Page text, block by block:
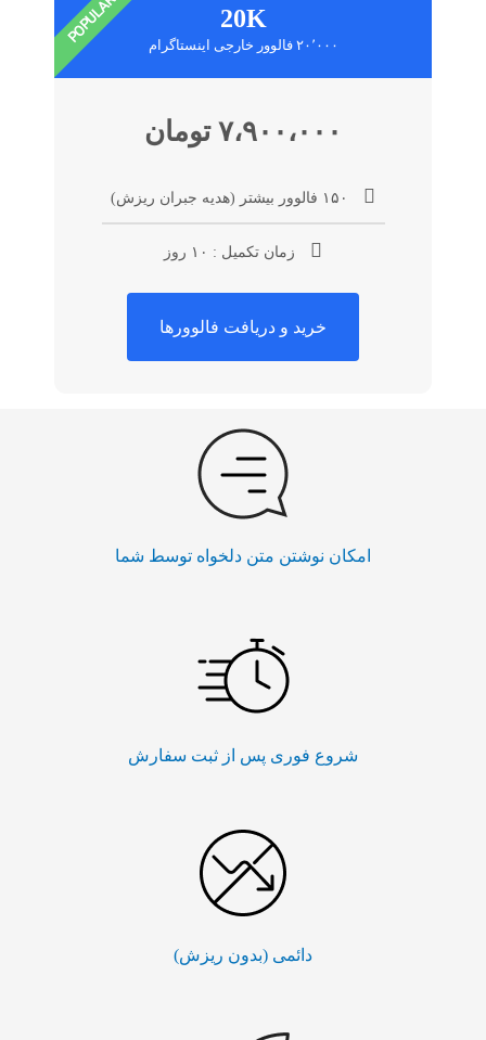
20K
۲۰٬۰۰۰ فالوور خارجی اینستاگرام
۷،۹۰۰،۰۰۰ تومان
۱۵۰ فالوور بیشتر (هدیه جبران ریزش)
زمان تکمیل : ۱۰ روز
خرید و دریافت فالوورها
POPULAR
امکان نوشتن متن دلخواه توسط شما
شروع فوری پس از ثبت سفارش
دائمی (بدون ریزش)